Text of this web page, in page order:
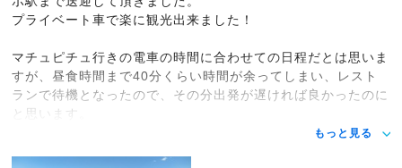
プライベート車で楽に観光出来ました！
マチュピチュ行きの電車の時間に合わせての日程だとは思いま
すが、昼食時間まで40分くらい時間が余ってしまい、レスト
ランで待機となったので、その分出発が遅ければ良かったのに
と思います。
もっと見る